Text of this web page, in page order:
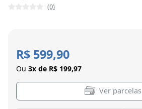
(0)
R$ 599,90
Ou 3x de R$ 199,97
Ver parcelas